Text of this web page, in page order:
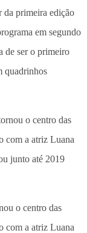
primeira edição
em segundo
de ser o primeiro
quadrinhos
o centro das
com a atriz Luana